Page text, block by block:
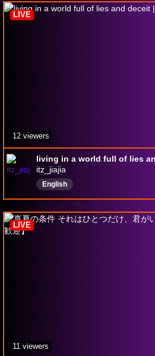
DropsEnabled
living in a world full of lies
itz_jiajia
English
LIVE
12 viewers
LIVE
11 viewers